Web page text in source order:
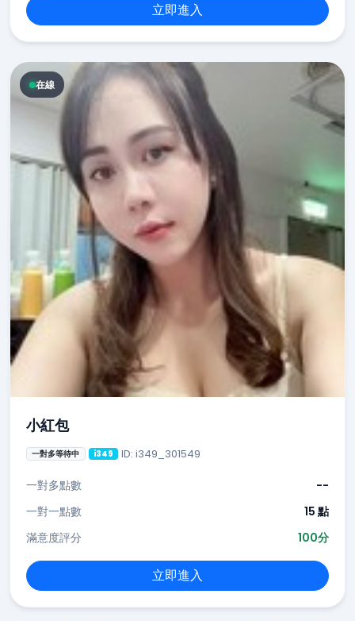
立即進入
在線
小紅包
一對多等待中 i349 ID: i349_301549
一對多點數
--
一對一點數
15 點
滿意度評分
100分
立即進入